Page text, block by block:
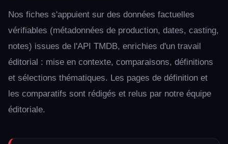
Nos fiches s'appuient sur des données factuelles
vérifiables (métadonnées de production, dates, casting,
notes) issues de l'API TMDB, enrichies d'un travail
éditorial : mise en contexte, comparaisons, définitions
et sélections thématiques. Les pages de définition et
les comparatifs sont rédigés et relus par notre équipe
éditoriale.